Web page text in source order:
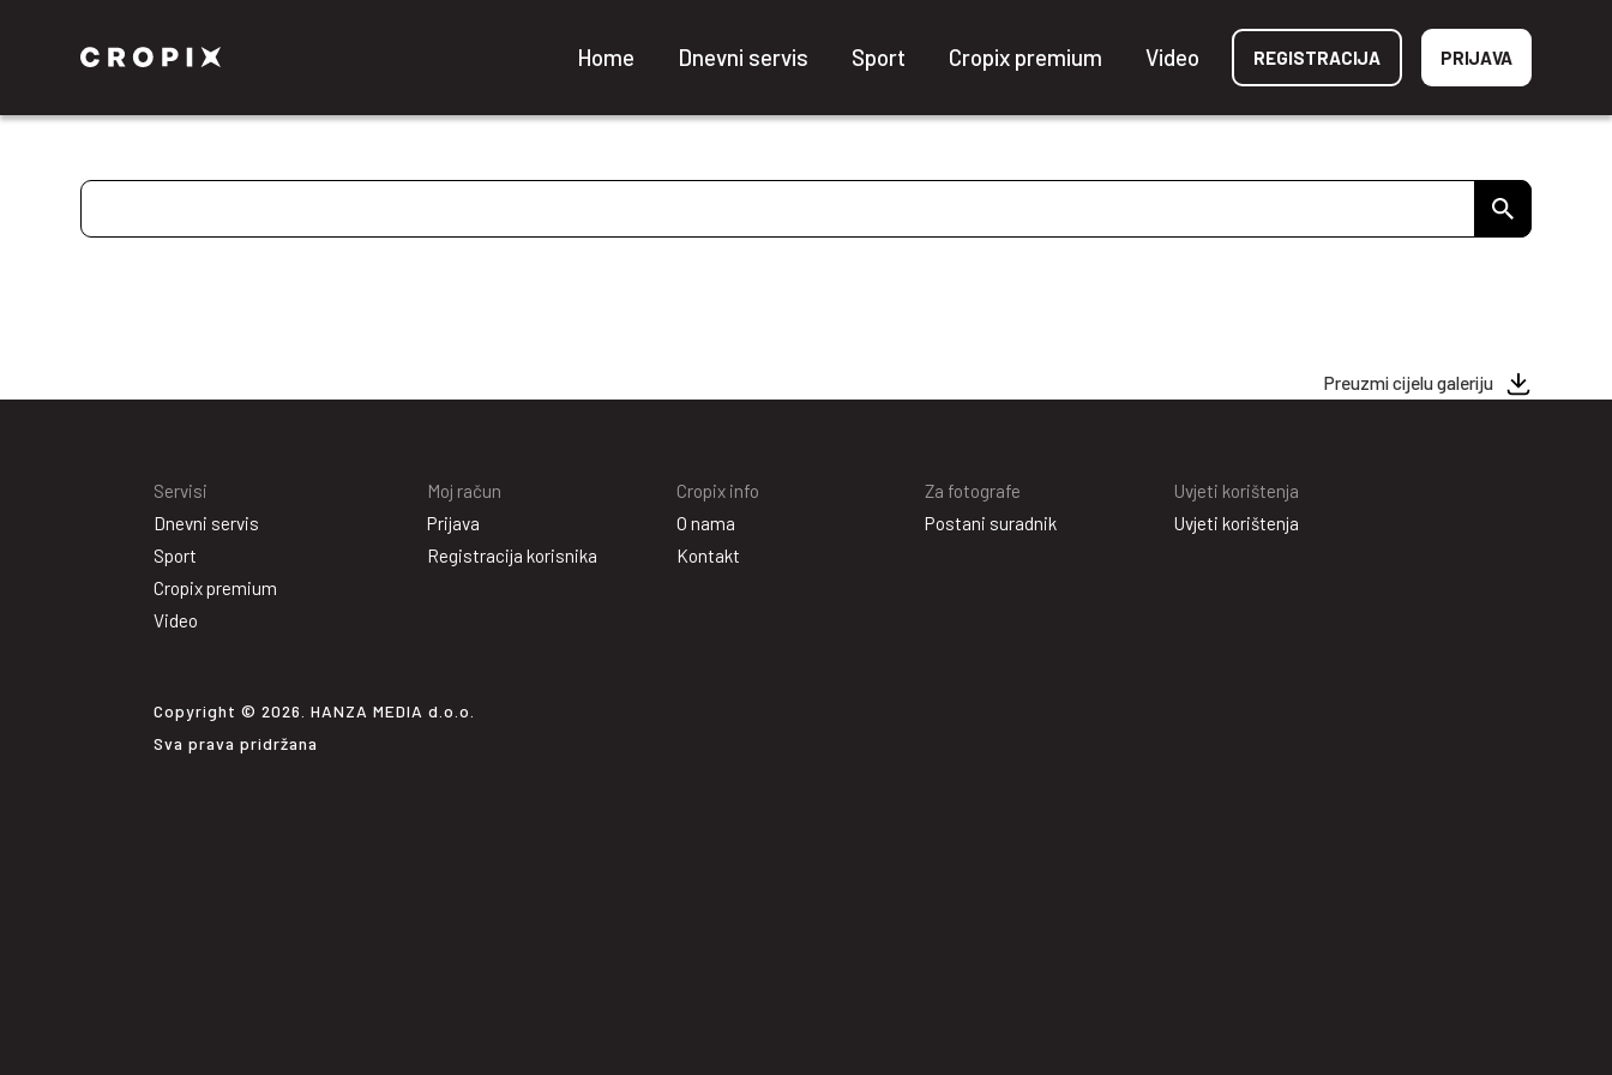
Home Dnevni servis Sport Cropix premium Video REGISTRACIJA PRIJAVA
Preuzmi cijelu galeriju
Servisi
Dnevni servis
Sport
Cropix premium
Video
Moj račun
Prijava
Registracija korisnika
Cropix info
O nama
Kontakt
Za fotografe
Postani suradnik
Uvjeti korištenja
Uvjeti korištenja
Copyright © 2026. HANZA MEDIA d.o.o.
Sva prava pridržana